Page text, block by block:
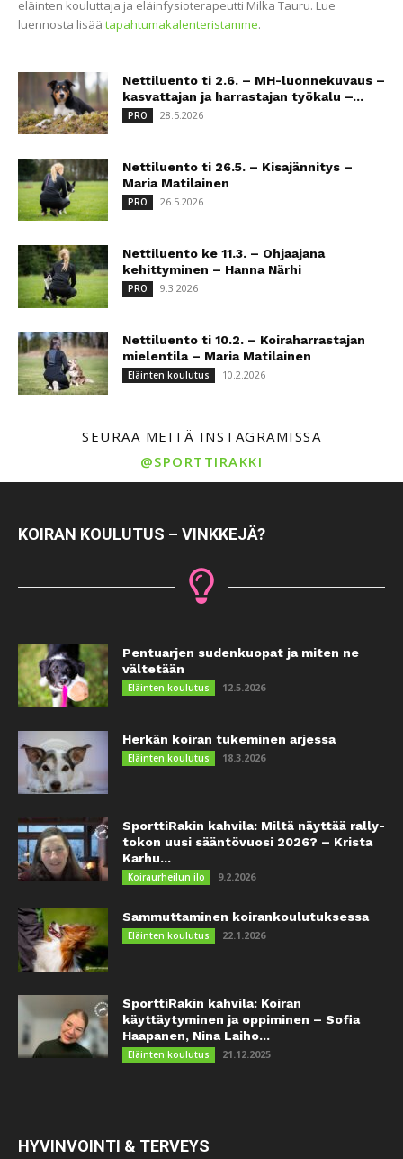
eläinten kouluttaja ja eläinfysioterapeutti Milka Tauru. Lue
luennosta lisää tapahtumakalenteristamme.
Nettiluento ti 2.6. – MH-luonnekuvaus –
kasvattajan ja harrastajan työkalu –...
PRO 28.5.2026
Nettiluento ti 26.5. – Kisajännitys –
Maria Matilainen
PRO 26.5.2026
Nettiluento ke 11.3. – Ohjaajana
kehittyminen – Hanna Närhi
PRO 9.3.2026
Nettiluento ti 10.2. – Koiraharrastajan
mielentila – Maria Matilainen
Eläinten koulutus 10.2.2026
SEURAA MEITÄ INSTAGRAMISSA
@SPORTTIRAKKI
KOIRAN KOULUTUS – VINKKEJÄ?
Pentuarjen sudenkuopat ja miten ne
vältetään
Eläinten koulutus 12.5.2026
Herkän koiran tukeminen arjessa
Eläinten koulutus 18.3.2026
SporttiRakin kahvila: Miltä näyttää rally-
tokon uusi sääntövuosi 2026? – Krista
Karhu...
Koiraurheilun ilo 9.2.2026
Sammuttaminen koirankoulutuksessa
Eläinten koulutus 22.1.2026
SporttiRakin kahvila: Koiran
käyttäytyminen ja oppiminen – Sofia
Haapanen, Nina Laiho...
Eläinten koulutus 21.12.2025
HYVINVOINTI & TERVEYS